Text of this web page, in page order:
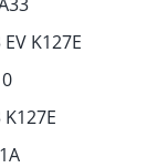
K127E
K127E